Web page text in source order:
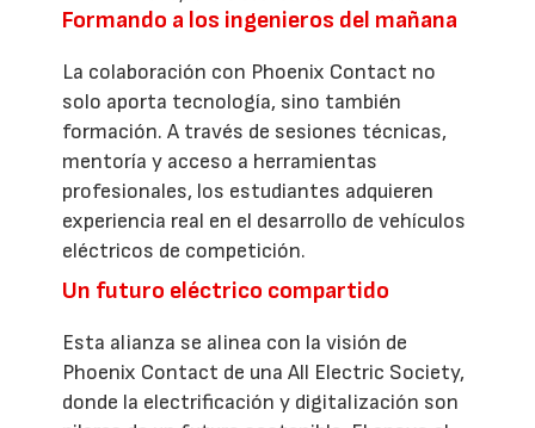
Formando a los ingenieros del mañana
La colaboración con Phoenix Contact no
solo aporta tecnología, sino también
formación. A través de sesiones técnicas,
mentoría y acceso a herramientas
profesionales, los estudiantes adquieren
experiencia real en el desarrollo de vehículos
eléctricos de competición.
Un futuro eléctrico compartido
Esta alianza se alinea con la visión de
Phoenix Contact de una All Electric Society,
donde la electrificación y digitalización son